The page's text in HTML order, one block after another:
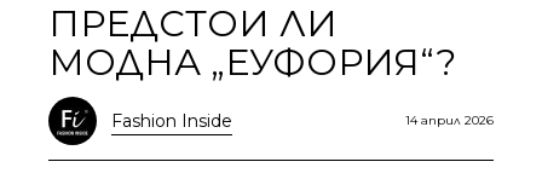
ПРЕДСТОИ ЛИ
МОДНА „ЕУФОРИЯ“?
Fashion Inside 14 април 2026